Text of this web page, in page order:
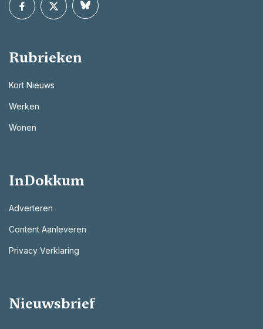
Rubrieken
Kort Nieuws
Werken
Wonen
InDokkum
Adverteren
Content Aanleveren
Privacy Verklaring
Nieuwsbrief